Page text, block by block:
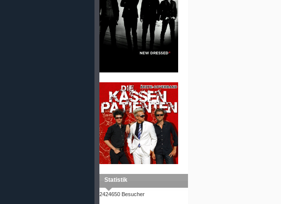
Statistik
2424650 Besucher